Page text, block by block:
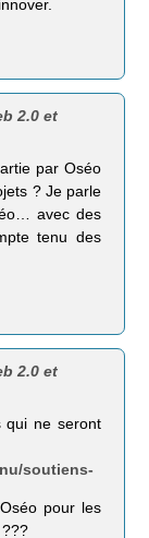
2.0 et
par Oséo
? Je parle
avec des
tenu des
2.0 et
qui ne seront
soutiens-
pour les